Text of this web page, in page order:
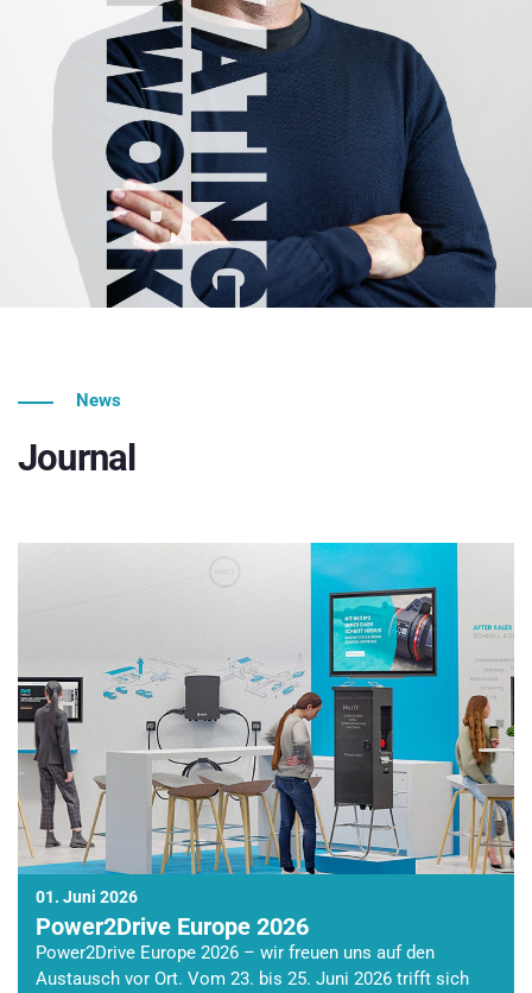
News
Journal
01. Juni 2026
Power2Drive Europe 2026
Power2Drive Europe 2026 – wir freuen uns auf den
Austausch vor Ort. Vom 23. bis 25. Juni 2026 trifft sich